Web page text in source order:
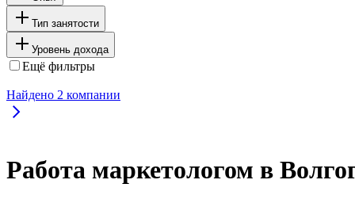
Тип занятости
Уровень дохода
Ещё фильтры
Найдено 2 компании
Работа маркетологом в